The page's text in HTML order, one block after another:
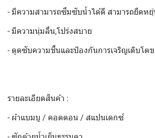
- มีความสามารถซึมซับน้ำได้ดี สามารถยืดหยุ่
- มีความนุ่มลื่น,โปร่งสบาย
- ดูดซับความชื้นและป้องกันการเจริญเติบโต
รายละเอียดสินค้า :
- ผ้าแบมบู / คอตตอน / สแปนเดกซ์